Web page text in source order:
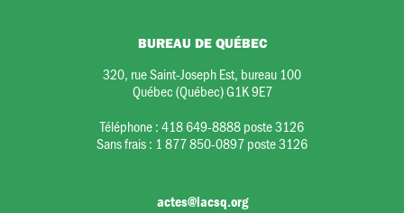
BUREAU DE QUÉBEC
320, rue Saint-Joseph Est, bureau 100
Québec (Québec) G1K 9E7
Téléphone :418 649-8888 poste 3126
Sans frais : 1 877 850-0897 poste 3126
actes@lacsq.org